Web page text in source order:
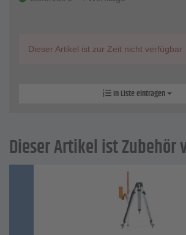
Dieser Artikel ist zur Zeit nicht verfügbar
In Liste eintragen
Dieser Artikel ist Zubehör